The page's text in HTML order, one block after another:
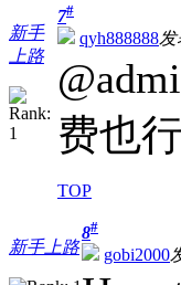
新手
上路
7#
qyh888888发
费也
TOP
新手上路
8#
gobi2000